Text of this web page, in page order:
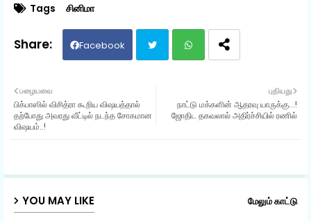
Tags சினிமா
Facebook
ats
புதியது
நாட்டு மக்களின் ஆதரவு யாருக்கு...!
ஜோதிட தகவலால் அதிர்ச்சியில் ரணில்
பழையவை
பிக்பாஸில் விசித்ரா கூறிய விஷயத்தால்
தற்போது அவரது வீட்டில் நடந்த சோகமான
விஷயம்..!
YOU MAY LIKE மேலும் காட்டு